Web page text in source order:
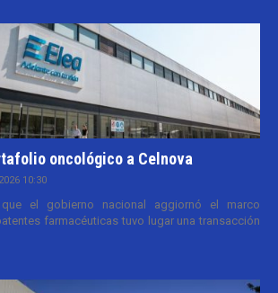
oncológico a Celnova
10:30
el gobierno nacional aggiornó el marco
farmacéuticas tuvo lugar una transacción